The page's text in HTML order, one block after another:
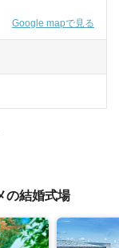
Google mapで見る
の結婚式場